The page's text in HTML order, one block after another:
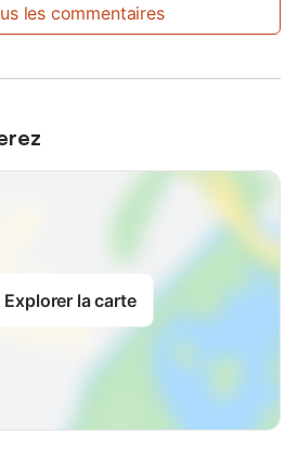
les commentaires
Explorer la carte